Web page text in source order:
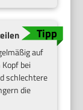
auf
bei
schlechtere
die